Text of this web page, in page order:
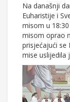
Na današnji
Euharistije i
misom u
misom oprao
prisjećajući se
mise uslijedila